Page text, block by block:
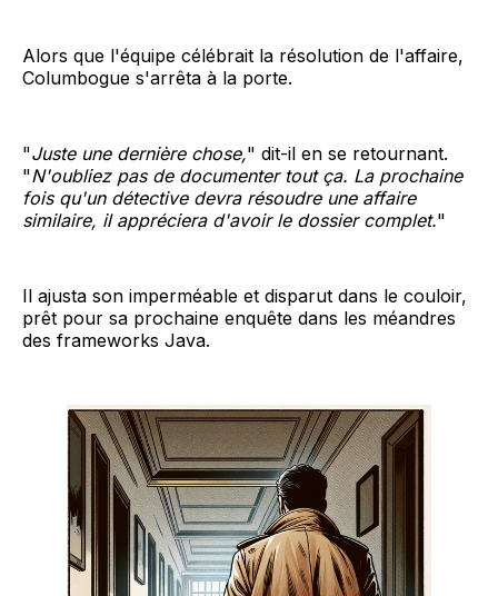
Alors que l'équipe célébrait la résolution de l'affaire,
Columbogue s'arrêta à la porte.
"Juste une dernière chose," dit-il en se retournant.
"N'oubliez pas de documenter tout ça. La prochaine
fois qu'un détective devra résoudre une affaire
similaire, il appréciera d'avoir le dossier complet."
Il ajusta son imperméable et disparut dans le couloir,
prêt pour sa prochaine enquête dans les méandres
des frameworks Java.